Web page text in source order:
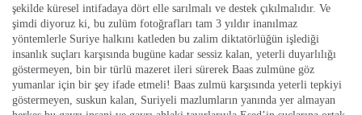
şekilde küresel intifadaya dört elle sarılmalı ve destek çıkılmalıdır. Ve
şimdi diyoruz ki, bu zulüm fotoğrafları tam 3 yıldır inanılmaz
yöntemlerle Suriye halkını katleden bu zalim diktatörlüğün işlediği
insanlık suçları karşısında bugüne kadar sessiz kalan, yeterli duyarlılığı
göstermeyen, bin bir türlü mazeret ileri sürerek Baas zulmüne göz
yumanlar için bir şey ifade etmeli! Baas zulmü karşısında yeterli tepkiyi
göstermeyen, suskun kalan, Suriyeli mazlumların yanında yer almayan